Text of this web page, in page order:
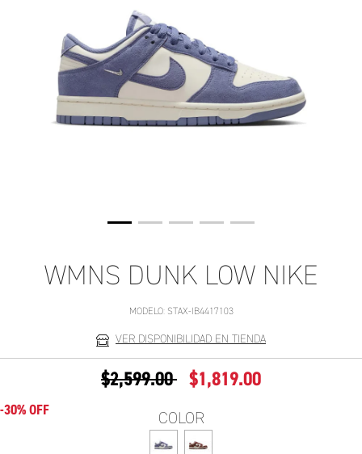
WMNS DUNK LOW NIKE
MODELO: STAX-IB4417103
VER DISPONIBILIDAD EN TIENDA
PRECIO REDUCIDO DE
$2,599.00A $1,819.00
-30% OFF COLOR